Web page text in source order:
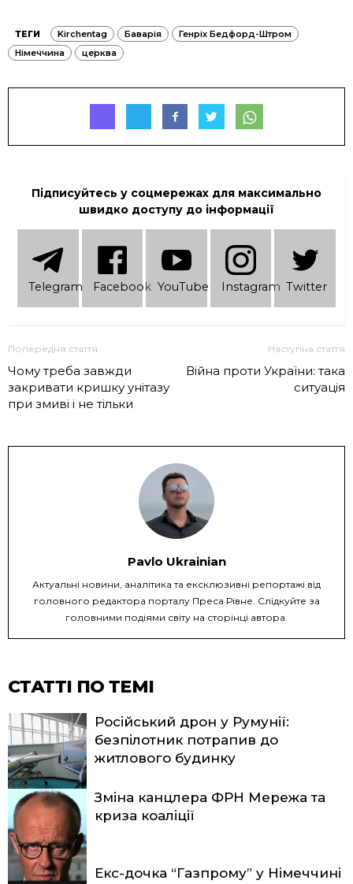
ТЕГИ Kirchentag Баварія
Генріх Бедфорд-Штром
Німеччина
церква
Підписуйтесь у соцмережах для максимально
швидко доступу до інформації
Telеgram Facebook YouTube Instagram Twitter
Попередня стаття
Чому треба завжди
закривати кришку унітазу
при змиві і не тільки
Наступна стаття
Війна проти України: така
ситуація
Pavlo Ukrainian
Актуальні новини, аналітика та ексклюзивні репортажі від
головного редактора порталу Преса Рівне. Слідкуйте за
головними подіями світу на сторінці автора.
СТАТТІ ПО ТЕМІ
Російський дрон у Румунії:
безпілотник потрапив до
житлового будинку
Зміна канцлера ФРН Мережа та
криза коаліції
Екс-дочка “Газпрому” у Німеччині